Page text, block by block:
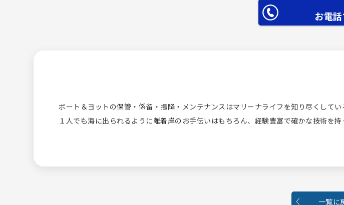
お電
ボート＆ヨットの保管・係留・揚降・メンテナンスはマリーナライフを知り尽くして
１人でも海に出られるように離着岸のお手伝いはもちろん、経験豊富で確かな技術を
一覧に